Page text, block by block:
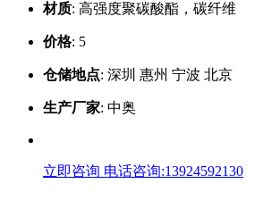
材质: 高强度聚碳酸酯，碳纤维
价格: 5
仓储地点: 深圳 惠州 宁波 北京
生产厂家: 中奥
立即咨询 电话咨询:13924592130